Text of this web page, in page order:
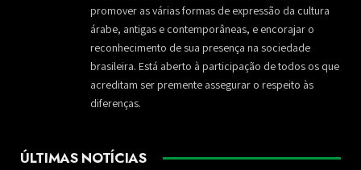
promover as várias formas de expressão da cultura
árabe, antigas e contemporâneas, e encorajar o
reconhecimento de sua presença na sociedade
brasileira. Está aberto à participação de todos os que
acreditam ser premente assegurar o respeito às
diferenças.
ÚLTIMAS NOTÍCIAS